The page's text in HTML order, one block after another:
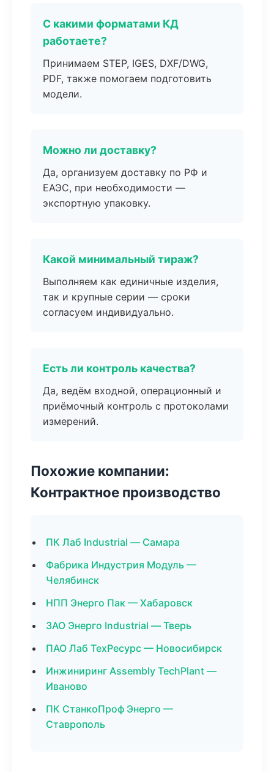
С какими форматами КД
работаете?
Принимаем STEP, IGES, DXF/DWG,
PDF, также помогаем подготовить
модели.
Можно ли доставку?
Да, организуем доставку по РФ и
ЕАЭС, при необходимости —
экспортную упаковку.
Какой минимальный тираж?
Выполняем как единичные изделия,
так и крупные серии — сроки
согласуем индивидуально.
Есть ли контроль качества?
Да, ведём входной, операционный и
приёмочный контроль с протоколами
измерений.
Похожие компании:
Контрактное производство
ПК Лаб Industrial — Самара
Фабрика Индустрия Модуль —
Челябинск
НПП Энерго Пак — Хабаровск
ЗАО Энерго Industrial — Тверь
ПАО Лаб ТехРесурс — Новосибирск
Инжиниринг Assembly TechPlant —
Иваново
ПК СтанкоПроф Энерго —
Ставрополь